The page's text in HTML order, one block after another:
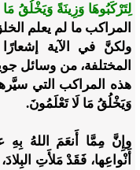
لِتَرْكَبُوهَا وَزِينَةً وَيَخْلُقُ
المراكب ما لم يعلم
ولكنَّ في الآية
المختلفة، من وسائل
هذه المراكب التي
وَيَخْلُقُ مَا لَا تَعْلَمُونَ.
وإِنَّ مِمَّا أَنعَمَ اللهُ بِهِ
أَنْواعِها، فَقَدْ مَلأَتِ